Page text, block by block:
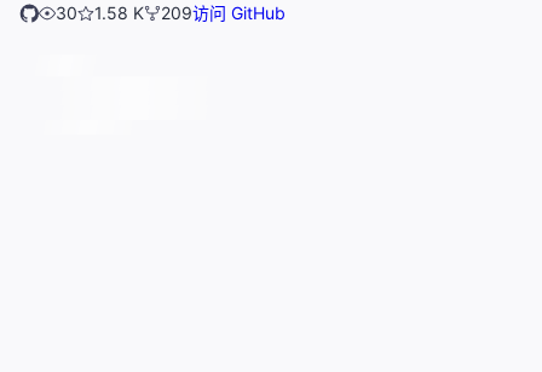
30
1.58 K 209访问 GitHub